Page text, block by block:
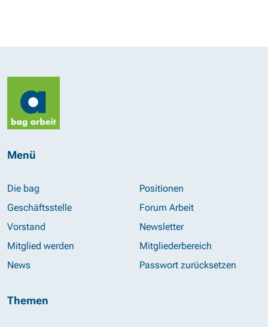
Menü
Die bag
Geschäftsstelle
Vorstand
Mitglied werden
News
Positionen
Forum Arbeit
Newsletter
Mitgliederbereich
Passwort zurücksetzen
Themen